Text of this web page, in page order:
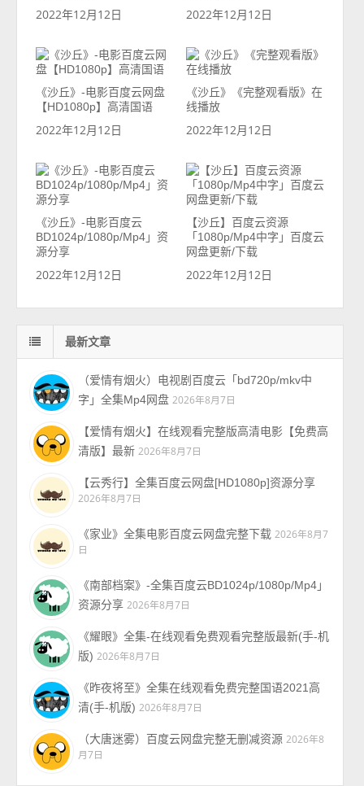
2022年12月12日 2022年12月12日
《沙丘》-电影百度云网盘
【HD1080p】高清国语
2022年12月12日
《沙丘》《完整观看版》在
线播放
2022年12月12日
《沙丘》-电影百度云
BD1024p/1080p/Mp4」资
源分享
2022年12月12日
【沙丘】百度云资源
「1080p/Mp4中字」百度云
网盘更新/下载
2022年12月12日
最新文章
（爱情有烟火）电视剧百度云「bd720p/mkv中
字」全集Mp4网盘 2026年8月7日
【爱情有烟火】在线观看完整版高清电影【免费高
清版】最新 2026年8月7日
【云秀行】全集百度云网盘[HD1080p]资源分享
2026年8月7日
《家业》全集电影百度云网盘完整下载 2026年8月7
日
《南部档案》-全集百度云BD1024p/1080p/Mp4」
资源分享 2026年8月7日
《耀眼》全集-在线观看免费观看完整版最新(手-机
版) 2026年8月7日
《昨夜将至》全集在线观看免费完整国语2021高
清(手-机版) 2026年8月7日
（大唐迷雾）百度云网盘完整无删减资源 2026年8
月7日